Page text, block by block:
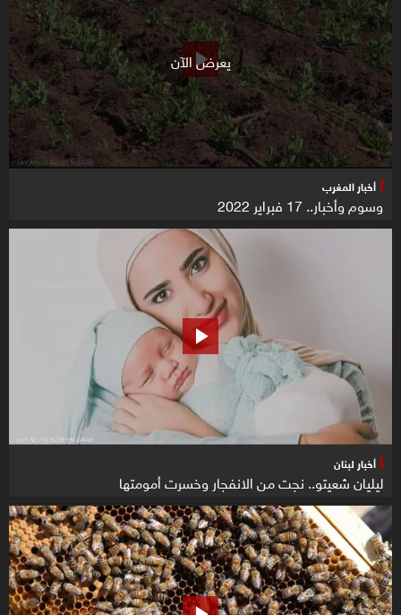
يعرض الآن
أخبار المغرب
وسوم وأخبار.. 17 فبراير 2022
أخبار لبنان
ليليان شعيتو.. نجت من الانفجار وخسرت أمومتها